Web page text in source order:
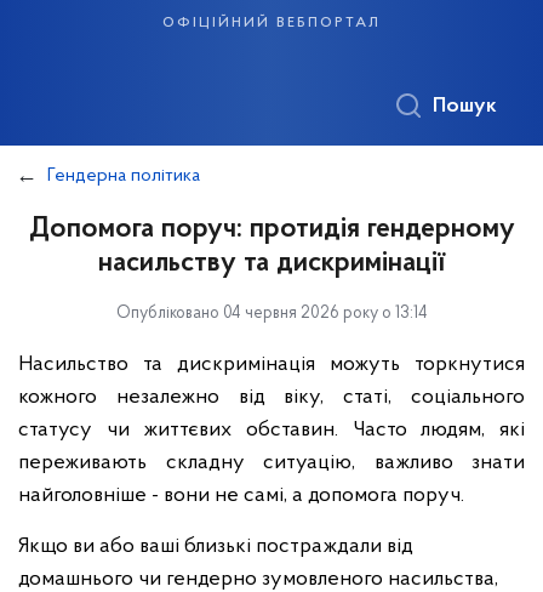
офіційний вебпортал
Пошук
Гендерна політика
Допомога поруч: протидія гендерному
насильству та дискримінації
Опубліковано 04 червня 2026 року о 13:14
Насильство та дискримінація можуть торкнутися
кожного незалежно від віку, статі, соціального
статусу чи життєвих обставин. Часто людям, які
переживають складну ситуацію, важливо знати
найголовніше - вони не самі, а допомога поруч.
Якщо ви або ваші близькі постраждали від
домашнього чи гендерно зумовленого насильства,